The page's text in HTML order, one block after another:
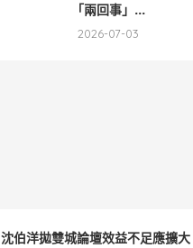
「兩回事」...
2026-07-03
沈伯洋拋雙城論壇效益不足應擴